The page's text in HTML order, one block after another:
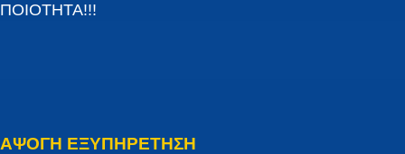
ΠΟΙΟΤΗΤΑ!!!
ΑΨΟΓΗ ΕΞΥΠΗΡΕΤΗΣΗ